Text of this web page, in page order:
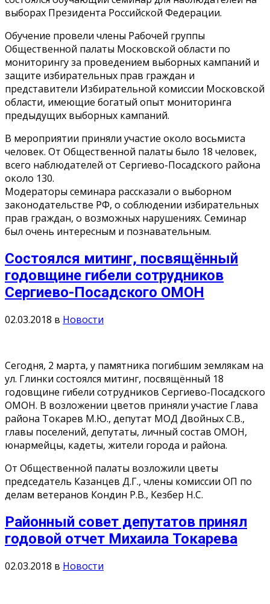
выборах Президента Российской Федерации.
Обучение провели члены Рабочей группы
Общественной палаты Московской области по
мониторингу за проведением выборных кампаний и
защите избирательных прав граждан и
представители Избирательной комиссии Московской
области, имеющие богатый опыт мониторинга
предыдущих выборных кампаний.
В мероприятии приняли участие около восьмиста
человек. От Общественной палаты было 18 человек,
всего наблюдателей от Сергиево-Посадского района
около 130.
Модераторы семинара рассказали о выборном
законодательстве РФ, о соблюдении избирательных
прав граждан, о возможных нарушениях. Семинар
был очень интересным и познавательным.
Состоялся митинг, посвящённый
годовщине гибели сотрудников
Сергиево-Посадского ОМОН
02.03.2018 в Новости
Сегодня, 2 марта, у памятника погибшим землякам на
ул. Глинки состоялся митинг, посвящённый 18
годовщине гибели сотрудников Сергиево-Посадского
ОМОН. В возложении цветов приняли участие Глава
района Токарев М.Ю., депутат МОД Двойных С.В.,
главы поселений, депутаты, личный состав ОМОН,
юнармейцы, кадеты, жители города и района.
От Общественной палаты возложили цветы
председатель Казанцев Д.Г., члены комиссии ОП по
делам ветеранов Кондин Р.В., Кезбер Н.С.
Районный совет депутатов принял
годовой отчет Михаила Токарева
02.03.2018 в Новости